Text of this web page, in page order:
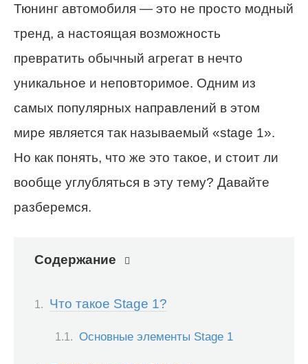
Тюнинг автомобиля — это не просто модный
тренд, а настоящая возможность
превратить обычный агрегат в нечто
уникальное и неповторимое. Одним из
самых популярных направлений в этом
мире является так называемый «stage 1».
Но как понять, что же это такое, и стоит ли
вообще углубляться в эту тему? Давайте
разберемся.
Содержание
Что такое Stage 1?
Основные элементы Stage 1